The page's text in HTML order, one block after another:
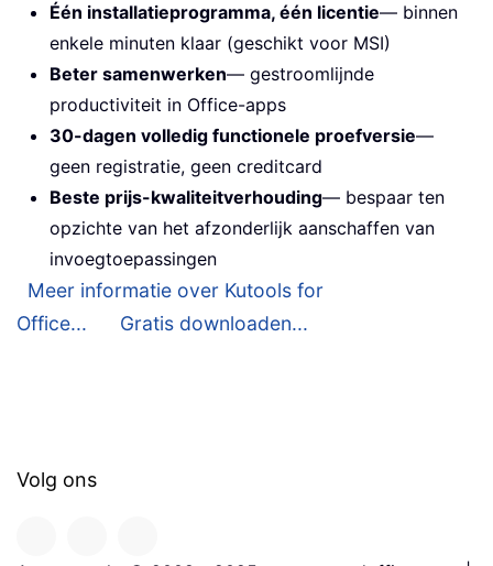
Één installatieprogramma, één licentie— binnen
enkele minuten klaar (geschikt voor MSI)
Beter samenwerken— gestroomlijnde
productiviteit in Office-apps
30-dagen volledig functionele proefversie—
geen registratie, geen creditcard
Beste prijs-kwaliteitverhouding— bespaar ten
opzichte van het afzonderlijk aanschaffen van
invoegtoepassingen
Meer informatie over Kutools for
Office...
Gratis downloaden...
Volg ons